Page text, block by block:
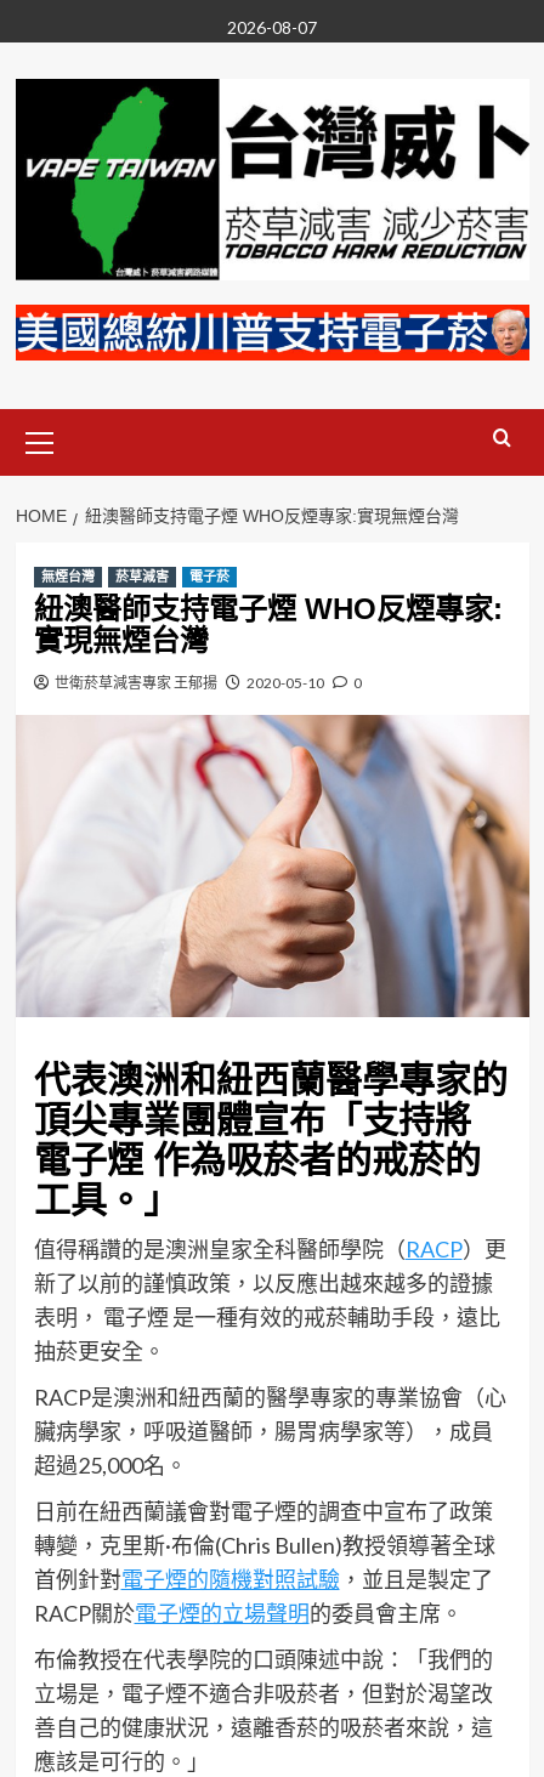
to
content
2026-08-07
Menu
HOME 紐澳醫師支持電子煙 WHO反煙專家:實現無煙台灣
無煙台灣 菸草減害 電子菸
紐澳醫師支持電子煙 WHO反煙專家:
實現無煙台灣
世衛菸草減害專家 王郁揚 2020-05-10 0
代表澳洲和紐西蘭醫學專家的
頂尖專業團體宣布「支持將
電子煙 作為吸菸者的戒菸的
工具。」
值得稱讚的是澳洲皇家全科醫師學院（RACP）更
新了以前的謹慎政策，以反應出越來越多的證據
表明， 電子煙 是一種有效的戒菸輔助手段，遠比
抽菸更安全。
RACP是澳洲和紐西蘭的醫學專家的專業協會（心
臟病學家，呼吸道醫師，腸胃病學家等），成員
超過25,000名。
日前在紐西蘭議會對電子煙的調查中宣布了政策
轉變，克里斯·布倫(Chris Bullen)教授領導著全球
首例針對電子煙的隨機對照試驗 ，並且是製定了
RACP關於電子煙的立場聲明的委員會主席。
布倫教授在代表學院的口頭陳述中說：「我們的
立場是，電子煙不適合非吸菸者，但對於渴望改
善自己的健康狀況，遠離香菸的吸菸者來說，這
應該是可行的。」